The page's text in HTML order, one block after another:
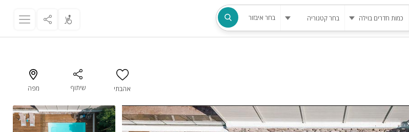
בחר איבזור
פינת מנגל
אהבתי שיתוף מפה
2/24